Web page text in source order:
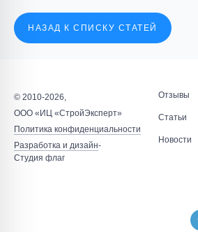
НАЗАД К СПИСКУ СТАТЕЙ
© 2010-2026,
ООО «ИЦ «СтройЭксперт»
Политика конфиденциальности
Разработка и дизайн-
Студия флаг
Отзывы
Статьи
Новости